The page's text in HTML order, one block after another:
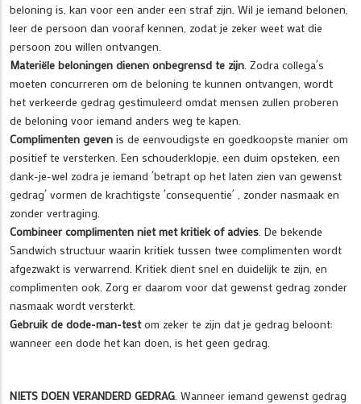
beloning is, kan voor een ander een straf zijn. Wil je iemand belonen,
leer de persoon dan vooraf kennen, zodat je zeker weet wat die
persoon zou willen ontvangen.
Materiële beloningen dienen onbegrensd te zijn . Zodra collega´s
moeten concurreren om de beloning te kunnen ontvangen, wordt
het verkeerde gedrag gestimuleerd omdat mensen zullen proberen
de beloning voor iemand anders weg te kapen.
Complimenten geven is de eenvoudigste en goedkoopste manier om
positief te versterken. Een schouderklopje, een duim opsteken, een
dank-je-wel zodra je iemand ´betrapt op het laten zien van gewenst
gedrag´ vormen de krachtigste ´consequentie´ , zonder nasmaak en
zonder vertraging.
Combineer complimenten niet met kritiek of advies . De bekende
Sandwich structuur waarin kritiek tussen twee complimenten wordt
afgezwakt is verwarrend. Kritiek dient snel en duidelijk te zijn, en
complimenten ook. Zorg er daarom voor dat gewenst gedrag zonder
nasmaak wordt versterkt.
Gebruik de dode-man-testom zeker te zijn dat je gedrag beloont:
wanneer een dode het kan doen, is het geen gedrag.
NIETS DOEN VERANDERD GEDRAG . Wanneer iemand gewenst gedrag